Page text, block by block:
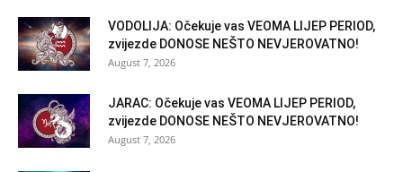
VODOLIJA: Očekuje vas VEOMA LIJEP PERIOD,
zvijezde DONOSE NEŠTO NEVJEROVATNO!
August 7, 2026
JARAC: Očekuje vas VEOMA LIJEP PERIOD,
zvijezde DONOSE NEŠTO NEVJEROVATNO!
August 7, 2026